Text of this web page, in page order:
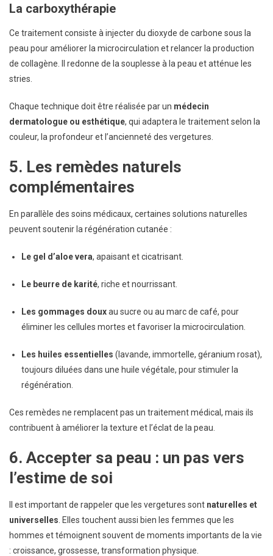
La carboxythérapie
Ce traitement consiste à injecter du dioxyde de carbone sous la
peau pour améliorer la microcirculation et relancer la production
de collagène. Il redonne de la souplesse à la peau et atténue les
stries.
Chaque technique doit être réalisée par un médecin
dermatologue ou esthétique, qui adaptera le traitement selon la
couleur, la profondeur et l’ancienneté des vergetures.
5. Les remèdes naturels
complémentaires
En parallèle des soins médicaux, certaines solutions naturelles
peuvent soutenir la régénération cutanée :
Le gel d’aloe vera, apaisant et cicatrisant.
Le beurre de karité, riche et nourrissant.
Les gommages douxau sucre ou au marc de café, pour
éliminer les cellules mortes et favoriser la microcirculation.
Les huiles essentielles (lavande, immortelle, géranium rosat),
toujours diluées dans une huile végétale, pour stimuler la
régénération.
Ces remèdes ne remplacent pas un traitement médical, mais ils
contribuent à améliorer la texture et l’éclat de la peau.
6. Accepter sa peau : un pas vers
l’estime de soi
Il est important de rappeler que les vergetures sont naturelles et
universelles . Elles touchent aussi bien les femmes que les
hommes et témoignent souvent de moments importants de la vie
: croissance, grossesse, transformation physique.